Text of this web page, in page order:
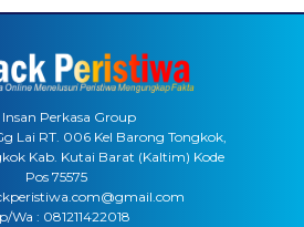
Insan Perkasa Group
Lai RT. 006 Kel Barong Tongkok,
Kab. Kutai Barat (Kaltim) Kode
Pos 75575
Wa : 081211422018